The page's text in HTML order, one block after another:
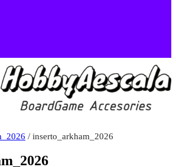
/ inserto_arkham_2026